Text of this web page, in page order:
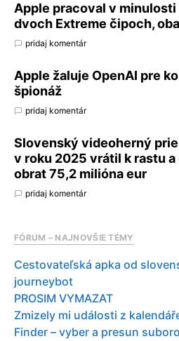
Apple pracoval v minulosti
dvoch Extreme čipoch,
pridaj komentár
Apple žaluje OpenAI pre
špionáž
pridaj komentár
Slovenský videoherný
v roku 2025 vrátil k rastu a
obrat 75,2 milióna eur
pridaj komentár
FÓRUM – NAJNOVŠIE TÉMY
Cestovateľská apka od
journeybot
PROSIM VYMAZAT
Zmizely mi události z
Finder – vyber a presun